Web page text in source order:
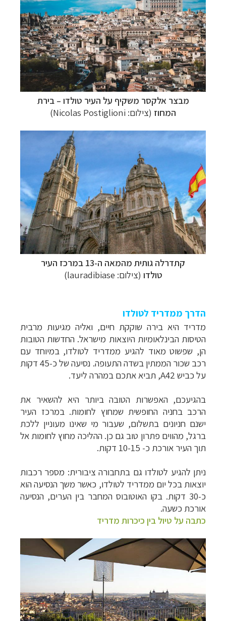
מבצר אלקסר משקיף על העיר טולדו – בירת
המחוז (צילום: Nicolas Postiglioni)
קתדרלה גותית מהמאה ה-13 במרכז העיר
טולדו (צילום: lauradibiase)
הדרך ממדריד לטולדו
מדריד היא בירה שוקקת חיים, ואליה מגיעות מרבית
הטיסות הבינלאומיות היוצאות מישראל. החדשות הטובות
הן, שפשוט מאוד להגיע ממדריד לטולדו, במיוחד עם
רכב שכור הממתין בשדה התעופה. נסיעה של כ-45 דקות
על כביש A42, תביא אתכם במהרה ליעד.
בהגיעכם, האפשרות הטובה ביותר היא להשאיר את
הרכב בחניה החופשית שמחוץ לחומות. במרכז העיר
ישנם חניונים בתשלום, שעבור מי שאינו מעוניין ללכת
ברגל, מהווים פתרון טוב גם כן. ההליכה מחוץ לחומות אל
תוך העיר אורכת כ- 10-15 דקות.
ניתן להגיע לטולדו גם בתחבורה ציבורית: מספר רכבות
יוצאות בכל יום ממדריד לטולדו, כאשר משך הנסיעה הוא
כ-30 דקות. בקו האוטובוס המחבר בין הערים, הנסיעה
אורכת כשעה.
כתבה על טיול בין כיכרות מדריד